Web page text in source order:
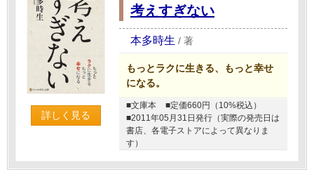
詳しく見る
考えすぎない
本多時生 / 著
もっとラクに生きる、もっと幸せ
になる。
■文庫本
■定価660円（10%税込）
■2011年05月31日発行（実際の発売日は
書店、各電子ストアによって異なりま
す）